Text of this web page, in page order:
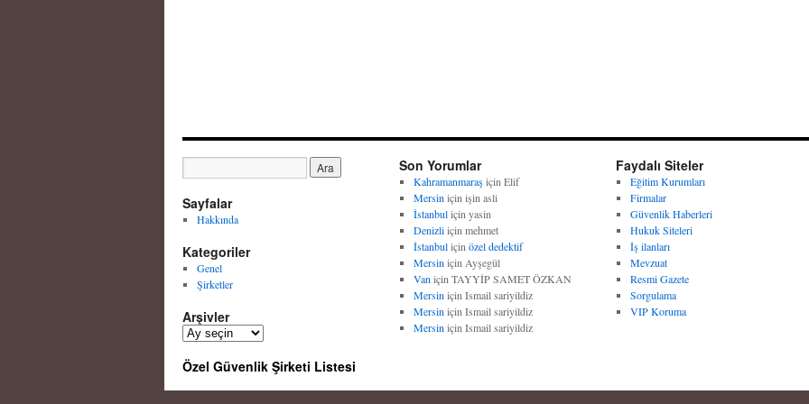
Sayfalar
Hakkında
Kategoriler
Genel
Şirketler
Arşivler
A
ş
Son Yorumlar
Kahramanmaraşiçin Elif
Mersin için işin asli
İstanbuliçin yasin
Denizliiçin mehmet
İstanbuliçin özel dedektif
Mersin için Ayşegül
Van için TAYYİP SAMET ÖZKAN
Mersin için Ismail sariyildiz
Mersin için Ismail sariyildiz
Mersin için Ismail sariyildiz
Faydalı Siteler
Eğitim Kurumları
Firmalar
Güvenlik Haberleri
Hukuk Siteleri
İş ilanları
Mevzuat
Resmi Gazete
Sorgulama
VIP Koruma
Özel Güvenlik Şirketi Listesi